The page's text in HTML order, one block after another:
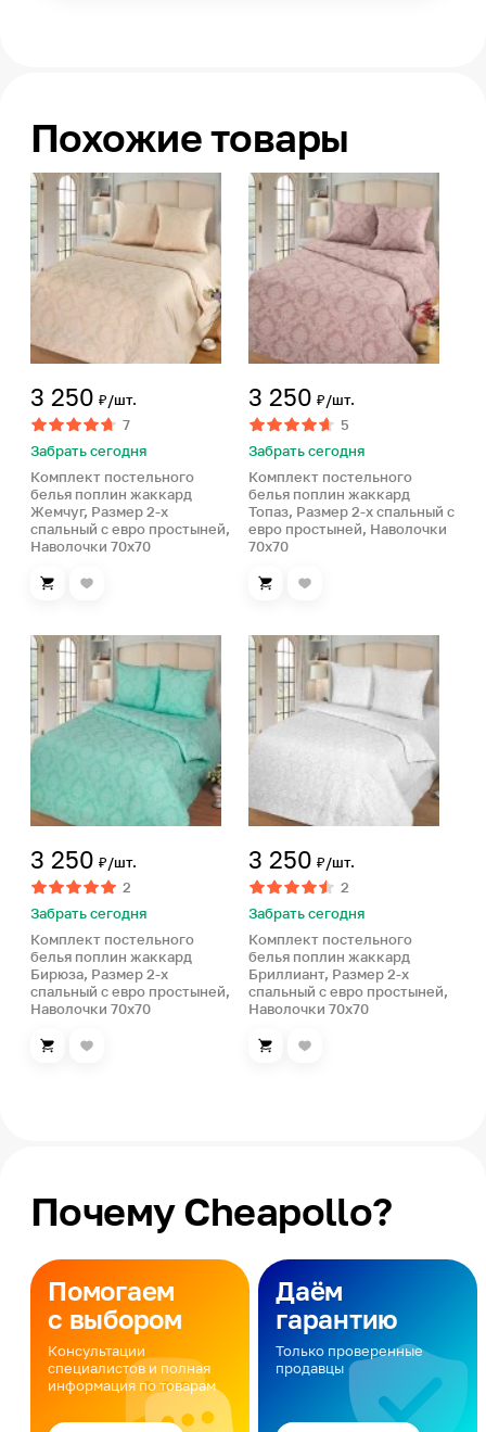
Похожие товары
3 250 ₽/шт.
7
Забрать сегодня
Комплект постельного
белья поплин жаккард
Жемчуг, Размер 2-х
спальный с евро простыней,
Наволочки 70х70
3 250 ₽/шт.
5
Забрать сегодня
Комплект постельного
белья поплин жаккард
Топаз, Размер 2-х спальный с
евро простыней, Наволочки
70х70
3 250 ₽/шт.
2
Забрать сегодня
Комплект постельного
белья поплин жаккард
Бирюза, Размер 2-х
спальный с евро простыней,
Наволочки 70х70
3 250 ₽/шт.
2
Забрать сегодня
Комплект постельного
белья поплин жаккард
Бриллиант, Размер 2-х
спальный с евро простыней,
Наволочки 70х70
Почему Cheapollo?
Помогаем
с выбором
Консультации
специалистов и полная
информация по товарам
Даём
гарантию
Только проверенные
продавцы